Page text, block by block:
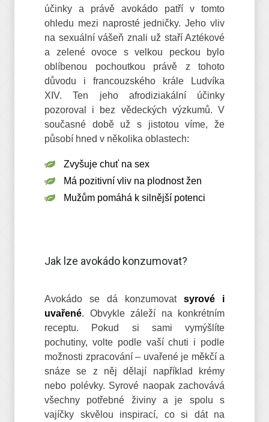
účinky a právě avokádo patří v tomto
ohledu mezi naprosté jedničky. Jeho vliv
na sexuální vášeň znali už staří Aztékové
a zelené ovoce s velkou peckou bylo
oblíbenou pochoutkou právě z tohoto
důvodu i francouzského krále Ludvíka
XIV. Ten jeho afrodiziakální účinky
pozoroval i bez vědeckých výzkumů. V
současné době už s jistotou víme, že
působí hned v několika oblastech:
Zvyšuje chuť na sex
Má pozitivní vliv na plodnost žen
Mužům pomáhá k silnější potenci
Jak lze avokádo konzumovat?
Avokádo se dá konzumovat syrové i
uvařené. Obvykle záleží na konkrétním
receptu. Pokud si sami vymýšlíte
pochutiny, volte podle vaší chuti i podle
možnosti zpracování – uvařené je měkčí a
snáze se z něj dělají například krémy
nebo polévky. Syrové naopak zachovává
všechny potřebné živiny a je spolu s
vajíčky skvělou inspirací, co si dát na